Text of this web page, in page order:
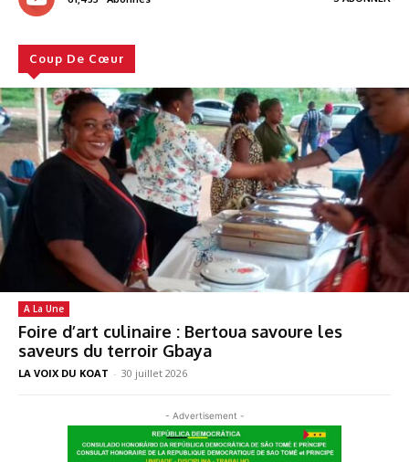
Coup De Cœur
A La Une
Foire d’art culinaire : Bertoua savoure les
saveurs du terroir Gbaya
LA VOIX DU KOAT - 30 juillet 2026
- Advertisement -